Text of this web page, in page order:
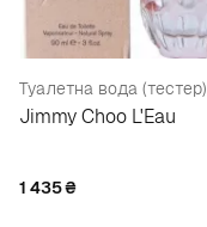
Туалетна вода (тестер)
Jimmy Choo L'Eau
1 435₴